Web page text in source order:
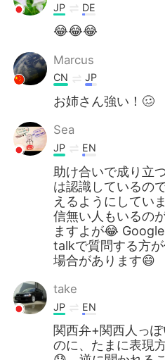
JP DE
😂😂😂
Marcus
CN JP
お姉さん強い！🥴
Sea
JP EN
助け合いで成り立
は認識しているの
えるようにしてい
信無い人もいるの
ますよが😂
talkで質問する方
場合があります😄
take
JP EN
関西弁+関西人っ
のに、たまに表現